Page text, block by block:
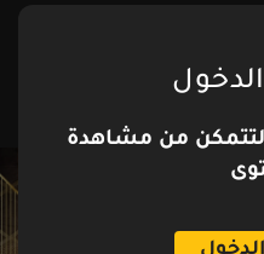
من مشاهدة